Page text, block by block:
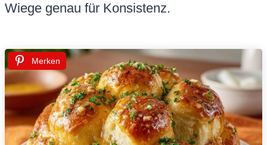
Wiege genau für Konsistenz.
Merken